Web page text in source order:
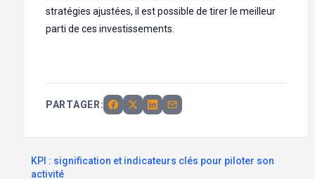
stratégies ajustées, il est possible de tirer le meilleur
parti de ces investissements.
PARTAGER:
KPI : signification et indicateurs clés pour piloter son
activité